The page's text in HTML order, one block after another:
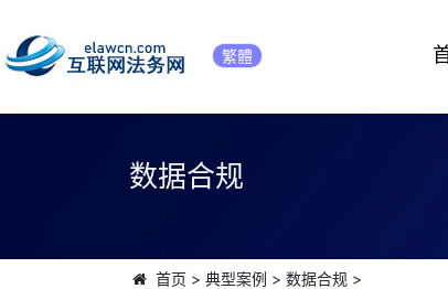
繁體
数据合规
首页 > 典型案例 > 数据合规 >